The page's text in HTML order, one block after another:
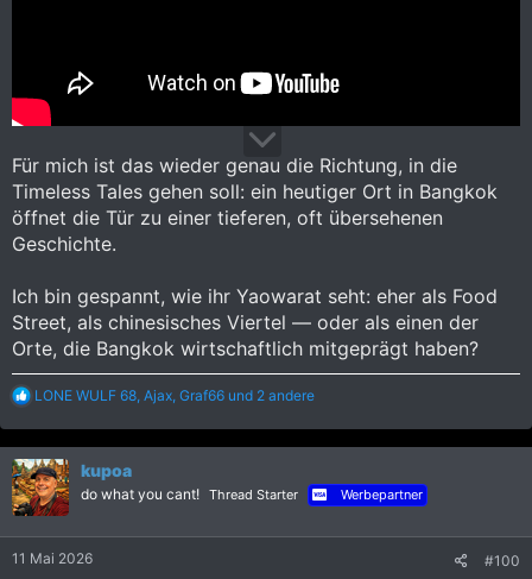
Für mich ist das wieder genau die Richtung, in die
Timeless Tales gehen soll: ein heutiger Ort in Bangkok
öffnet die Tür zu einer tieferen, oft übersehenen
Geschichte.
Ich bin gespannt, wie ihr Yaowarat seht: eher als Food
Street, als chinesisches Viertel — oder als einen der
Orte, die Bangkok wirtschaftlich mitgeprägt haben?
R
a
k
t
i
o
n
LONE WULF 68 Ajax Graf66 und 2 andere
kupoa
do what you cant! Thread Starter Werbepartner
11 Mai 2026 #100